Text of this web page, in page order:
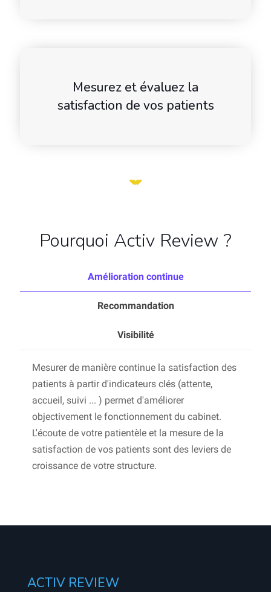
Mesurez et évaluez la
satisfaction de vos patients
Pourquoi Activ Review ?
Amélioration continue
Recommandation
Visibilité
Mesurer de manière continue la satisfaction des
patients à partir d'indicateurs clés (attente,
accueil, suivi ... ) permet d'améliorer
objectivement le fonctionnement du cabinet.
L'écoute de votre patientèle et la mesure de la
satisfaction de vos patients sont des leviers de
croissance de votre structure.
ACTIV REVIEW